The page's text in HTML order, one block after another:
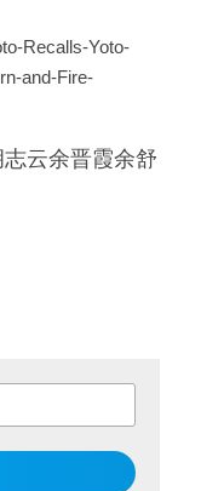
Recalls-Yoto-
and-Fire-
云余晋霞余舒